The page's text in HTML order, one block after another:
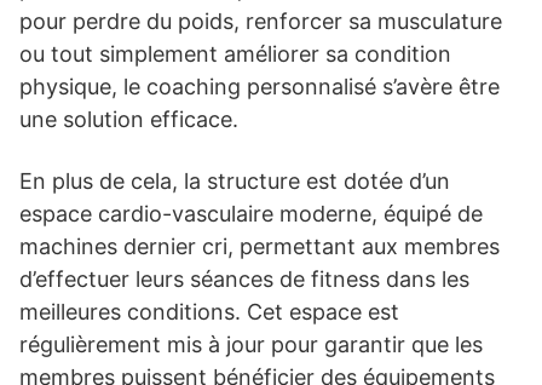
pour perdre du poids, renforcer sa musculature
ou tout simplement améliorer sa condition
physique, le coaching personnalisé s’avère être
une solution efficace.
En plus de cela, la structure est dotée d’un
espace cardio-vasculaire moderne, équipé de
machines dernier cri, permettant aux membres
d’effectuer leurs séances de fitness dans les
meilleures conditions. Cet espace est
régulièrement mis à jour pour garantir que les
membres puissent bénéficier des équipements